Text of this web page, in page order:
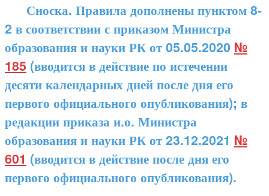
Сноска. Правила дополнены пунктом 8-
2 в соответствии с приказом Министра
образования и науки РК от 05.05.2020 №
185 (вводится в действие по истечении
десяти календарных дней после дня его
первого официального опубликования); в
редакции приказа и.о. Министра
образования и науки РК от 23.12.2021 №
601 (вводится в действие после дня его
первого официального опубликования).